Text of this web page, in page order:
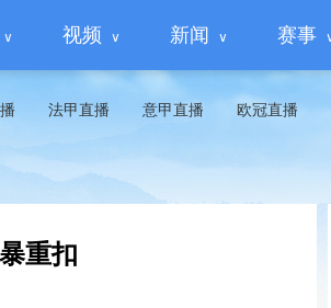
视频 新闻 赛事
法甲直播 意甲直播 欧冠直播
重扣